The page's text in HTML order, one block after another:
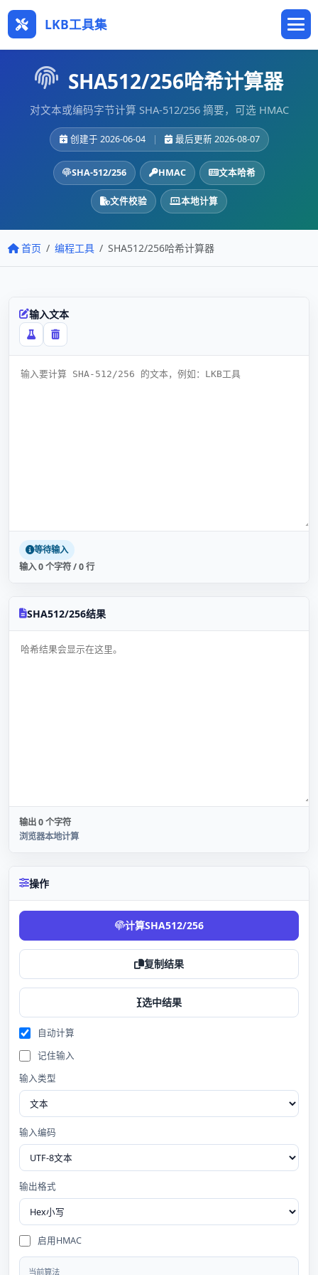
LKB工具集
SHA512/256哈希计算器
对文本或编码字节计算 SHA-512/256 摘要，可选 HMAC
创建于 2026-06-04 | 最后更新 2026-08-07
SHA-512/256 HMAC 文本哈希
文件校验 本地计算
首页 编程工具 SHA512/256哈希计算器
输入文本
等待输入
输入 0 个字符 / 0 行
操作
计算SHA512/256
复制结果
选中结果
自动计算
记住输入
输入类型
输入编码
输出格式
启用HMAC
当前算法
SHA512/256结果
输出 0 个字符
浏览器本地计算